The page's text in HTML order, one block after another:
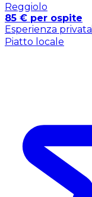
Reggiolo
85 € per ospite
Esperienza privata
Piatto locale